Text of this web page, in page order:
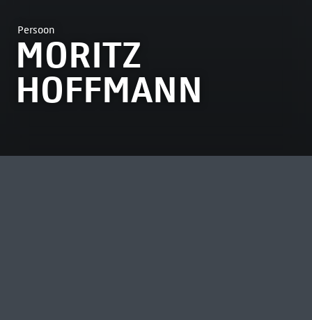
Persoon
MORITZ
HOFFMANN